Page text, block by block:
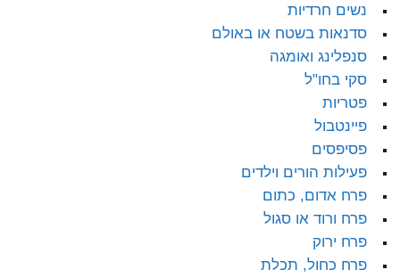
נשים חרדיות
סדנאות בשטח או באולם
סנפלינג ואומגה
סקי בחו"ל
פטריות
פיינטבול
פסיפסים
פעילות הורים וילדים
פרח אדום, כתום
פרח ורוד או סגול
פרח ירוק
פרח כחול, תכלת